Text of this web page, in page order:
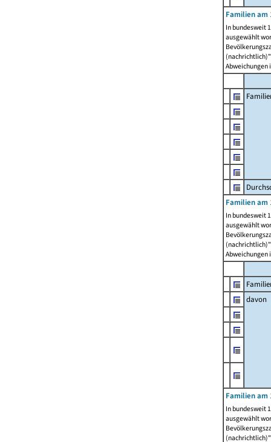
Familien am
In bundesweit
ausgewählt
Abweichungen
Familien am
In bundesweit
ausgewählt
Abweichungen
davon
Familien am
In bundesweit
ausgewählt